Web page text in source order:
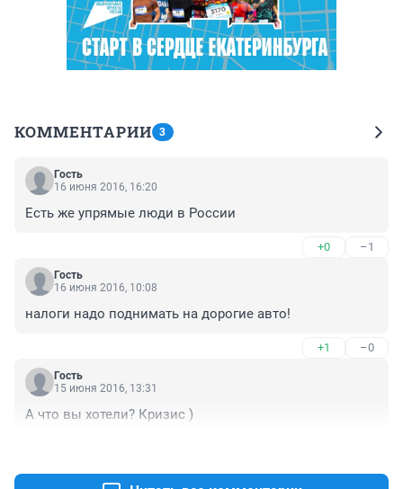
КОММЕНТАРИИ 3
Гость
16 июня 2016, 16:20
Есть же упрямые люди в России
+0 –1
Гость
16 июня 2016, 10:08
налоги надо поднимать на дорогие авто!
+1 –0
Гость
15 июня 2016, 13:31
А что вы хотели? Кризис )